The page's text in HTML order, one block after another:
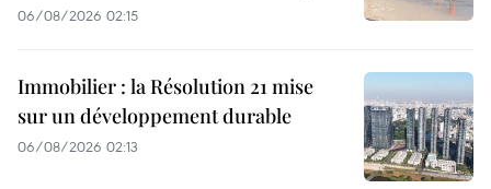
06/08/2026 02:15
Immobilier : la Résolution 21 mise
sur un développement durable
06/08/2026 02:13